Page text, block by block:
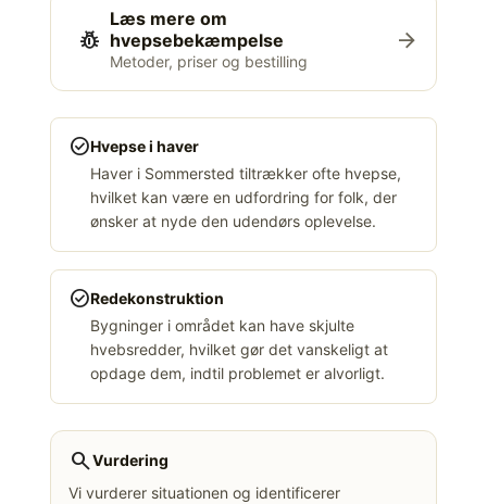
pest_control
Læs mere om
hvepsebekæmpelse
Metoder, priser og bestilling
arrow_forward
check_circleHvepse i haver
Haver i Sommersted tiltrækker ofte hvepse,
hvilket kan være en udfordring for folk, der
ønsker at nyde den udendørs oplevelse.
check_circleRedekonstruktion
Bygninger i området kan have skjulte
hvebsredder, hvilket gør det vanskeligt at
opdage dem, indtil problemet er alvorligt.
searchVurdering
Vi vurderer situationen og identificerer